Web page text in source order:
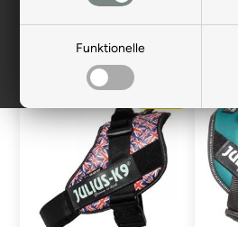
Funktionelle
Anti-træk sele / Gå
pænt